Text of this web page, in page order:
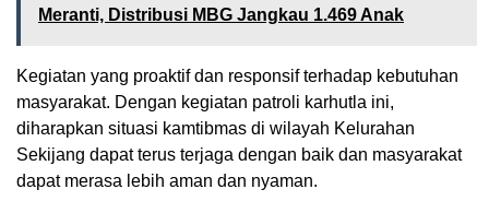
Meranti, Distribusi MBG Jangkau 1.469 Anak
Kegiatan yang proaktif dan responsif terhadap kebutuhan
masyarakat. Dengan kegiatan patroli karhutla ini,
diharapkan situasi kamtibmas di wilayah Kelurahan
Sekijang dapat terus terjaga dengan baik dan masyarakat
dapat merasa lebih aman dan nyaman.